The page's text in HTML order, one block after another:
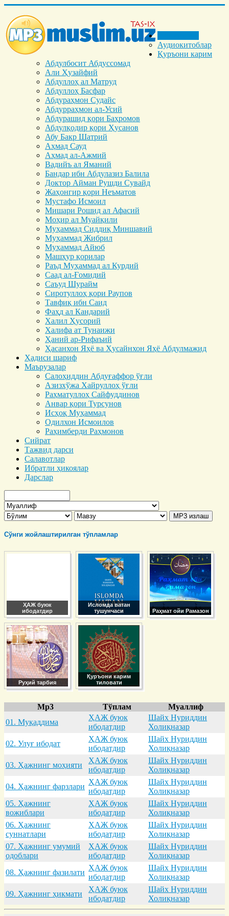
Аудиокитоблар
Қуръони карим
Абдулбосит Абдуссомад
Али Ҳузайфий
Абдуллоҳ ал Матруд
Абдуллоҳ Басфар
Абдураҳмон Судайс
Абдурраҳмон ал-Усий
Абдурашид қори Баҳромов
Абдулқодир қори Ҳусанов
Абу Бакр Шатрий
Аҳмад Сауд
Аҳмад ал-Ажмий
Вадийъ ал Яманий
Бандар ибн Абдулазиз Балила
Доктор Айман Рушди Сувайд
Жаҳонгир қори Неъматов
Мустафо Исмоил
Мишари Рошид ал Афасий
Моҳир ал Муайқили
Муҳаммад Cиддиқ Миншавий
Муҳаммад Жибрил
Муҳаммад Айюб
Машҳур қорилар
Раъд Муҳаммад ал Курдий
Саад ал-Ғомидий
Саъуд Шурайм
Сиротуллоҳ қори Раупов
Тавфиқ ибн Саид
Фаҳд ал Кандарий
Халил Ҳусорий
Халифа ат Тунаижи
Ҳаний ар-Рифаъий
Ҳасанхон Яҳё ва Ҳусайнхон Яҳё Абдулмажид
Ҳадиси шариф
Маърузалар
Салоҳиддин Абдуғаффор ўғли
Азизхўжа Хайруллоҳ ўғли
Раҳматуллоҳ Сайфуддинов
Анвар қори Турсунов
Исҳоқ Муҳаммад
Одилхон Исмоилов
Раҳимберди Раҳмонов
Сийрат
Тажвид дарси
Салавотлар
Ибратли ҳикоялар
Дарслар
Сўнги жойлаштирилган тўпламлар
ҲАЖ буюк
ибодатдир
Исломда ватан
тушунчаси
Раҳмат ойи Рамазон
Руҳий тарбия
Қуръони карим
тиловати
Mp3 Тўплам
Муаллиф
01. Муқaддимa
ҲАЖ буюк
ибодатдир
Шайх Нуриддин
Холиқназар
02. Улуғ ибодaт
ҲАЖ буюк
ибодатдир
Шайх Нуриддин
Холиқназар
03. Ҳaжнинг моҳияти
ҲАЖ буюк
ибодатдир
Шайх Нуриддин
Холиқназар
04. Ҳaжнинг фaрзлaри
ҲАЖ буюк
ибодатдир
Шайх Нуриддин
Холиқназар
05. Ҳaжнинг
вожиблaри
ҲАЖ буюк
ибодатдир
Шайх Нуриддин
Холиқназар
06. Ҳaжнинг
суннaтлaри
ҲАЖ буюк
ибодатдир
Шайх Нуриддин
Холиқназар
07. Ҳaжнинг умумий
одоблaри
ҲАЖ буюк
ибодатдир
Шайх Нуриддин
Холиқназар
08. Ҳaжнинг фaзилaти
ҲАЖ буюк
ибодатдир
Шайх Нуриддин
Холиқназар
09. Ҳaжнинг ҳикмaти
ҲАЖ буюк
ибодатдир
Шайх Нуриддин
Холиқназар